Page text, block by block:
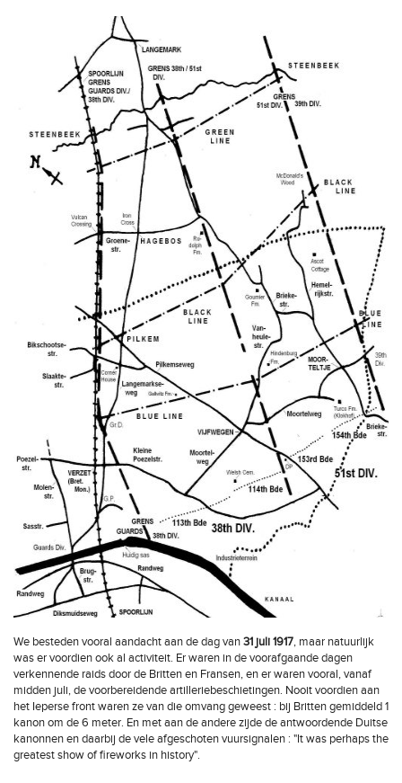
We besteden vooral aandacht aan de dag van31 juli 1917, maar natuurlijk
was er voordien ook al activiteit. Er waren in de voorafgaande dagen
verkennende raids door de Britten en Fransen, en er waren vooral, vanaf
midden juli, de voorbereidende artilleriebeschietingen. Nooit voordien aan
het Ieperse front waren ze van die omvang geweest : bij Britten gemiddeld 1
kanon om de 6 meter. En met aan de andere zijde de antwoordende Duitse
kanonnen en daarbij de vele afgeschoten vuursignalen : "It was perhaps the
greatest show of fireworks in history".